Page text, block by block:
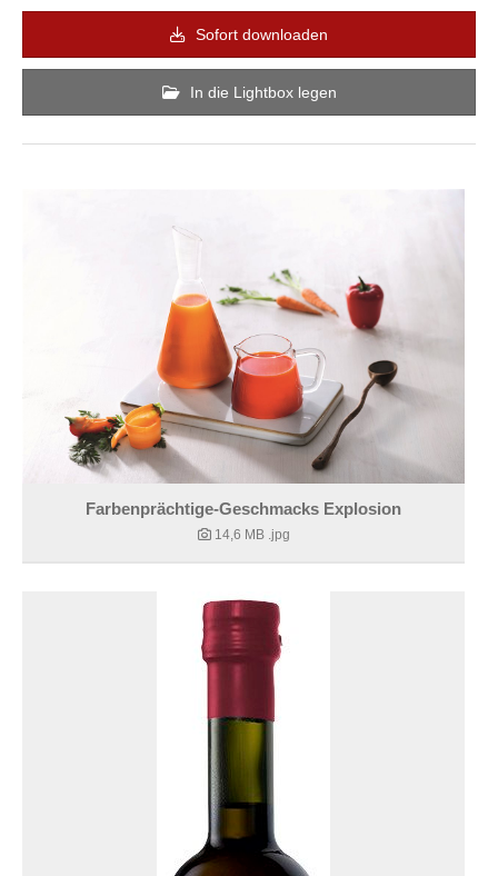
Sofort downloaden
In die Lightbox legen
Farbenprächtige-Geschmacks Explosion
14,6 MB .jpg